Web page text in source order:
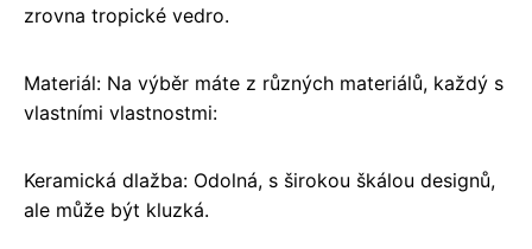
zrovna tropické vedro.
Materiál: Na výběr máte z různých materiálů, každý s
vlastními vlastnostmi:
Keramická dlažba: Odolná, s širokou škálou designů,
ale může být kluzká.